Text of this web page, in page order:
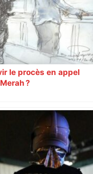
le procès en appel
?